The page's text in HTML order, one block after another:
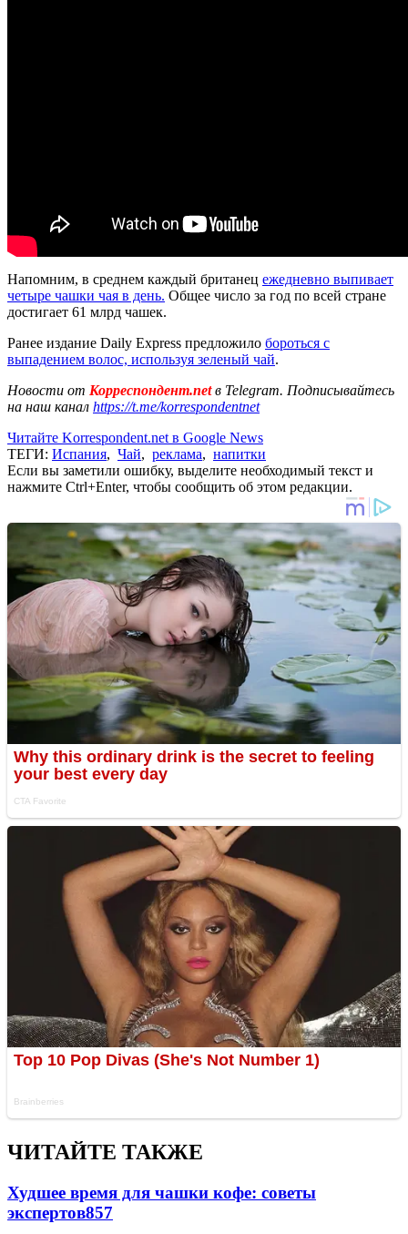
Напомним, в среднем каждый британец ежедневно выпивает
четыре чашки чая в день. Общее число за год по всей стране
достигает 61 млрд чашек.
Ранее издание Daily Express предложило бороться с
выпадением волос, используя зеленый чай.
Новости от Корреспондент.netв Telegram. Подписывайтесь
на наш канал https://t.me/korrespondentnet
Читайте Korrespondent.net в Google News
ТЕГИ: Испания, Чай, реклама, напитки
Если вы заметили ошибку, выделите необходимый текст и
нажмите Ctrl+Enter, чтобы сообщить об этом редакции.
ЧИТАЙТЕ ТАКЖЕ
Худшее время для чашки кофе: советы
экспертов857